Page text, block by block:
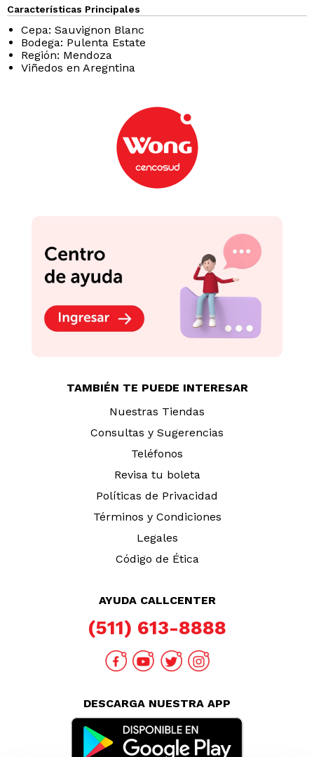
Características Principales
Cepa: Sauvignon Blanc
Bodega: Pulenta Estate
Región: Mendoza
Viñedos en Aregntina
TAMBIÉN TE PUEDE INTERESAR
Nuestras Tiendas
Consultas y Sugerencias
Teléfonos
Revisa tu boleta
Políticas de Privacidad
Términos y Condiciones
Legales
Código de Ética
AYUDA CALLCENTER
(511) 613-8888
DESCARGA NUESTRA APP